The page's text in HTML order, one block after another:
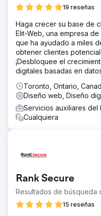
19 reseñas
Haga crecer su base de
Elit-Web, una empresa
que ha ayudado a miles
obtener clientes
¡Desbloquee el
digitales basadas en
Toronto, Ontario,
Diseño web, Diseño
Servicios auxiliares del
Cualquiera
Rank Secure
Resultados de búsqueda
15 reseñas